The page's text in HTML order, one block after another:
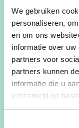
We gebruiken
personaliseren,
en om ons
informatie over
partners voor
partners kunnen
informatie die u
verzameld op
bewijs voor.
kerngezond. Er
een fusie.
Waarom